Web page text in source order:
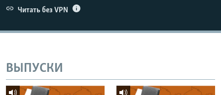
Читать без VPN
ВЫПУСКИ